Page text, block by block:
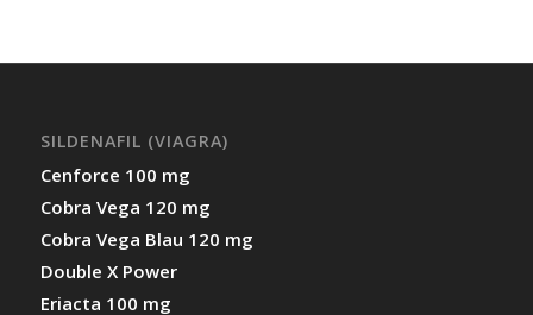
SILDENAFIL (VIAGRA)
Cenforce 100 mg
Cobra Vega 120 mg
Cobra Vega Blau 120 mg
Double X Power
Eriacta 100 mg